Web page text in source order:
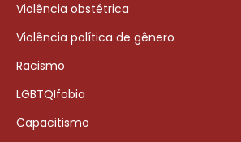
Violência obstétrica
Violência política de gênero
Racismo
LGBTQIfobia
Capacitismo